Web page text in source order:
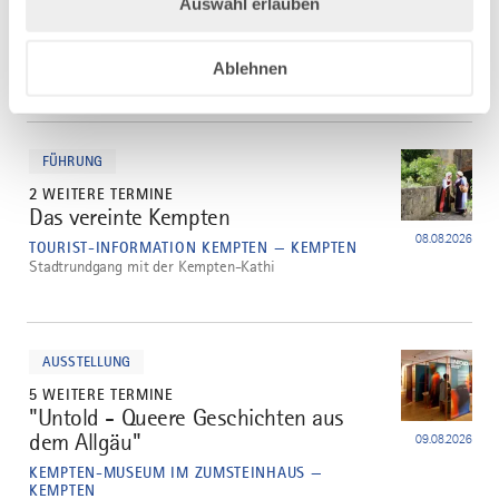
Ablehnen
Streifzug durch Kempten
FÜHRUNG
2 WEITERE TERMINE
4
Das vereinte Kempten
TOURIST-INFORMATION KEMPTEN — KEMPTEN 08.08.2026
Stadtrundgang mit der Kempten-Kathi
AUSSTELLUNG
5 WEITERE TERMINE
5
"Untold - Queere Geschichten aus
dem Allgäu"
KEMPTEN-MUSEUM IM ZUMSTEINHAUS —
KEMPTEN
09.08.2026